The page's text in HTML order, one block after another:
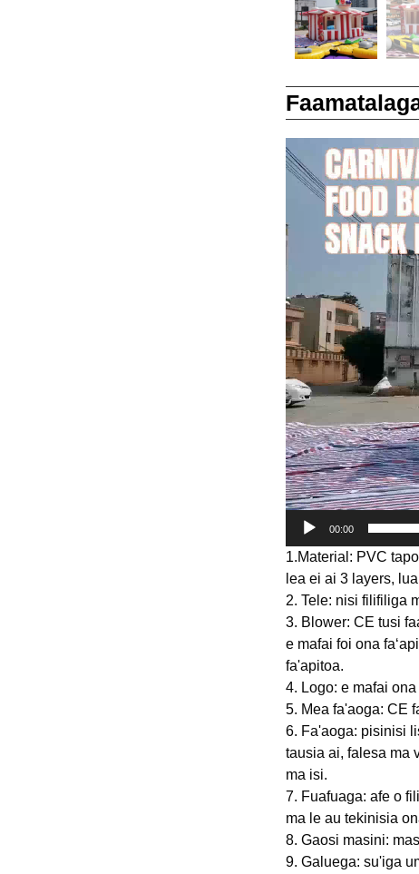
Video
Player
00:00
1.Material: PVC
lea ei ai 3 layers,
2. Tele: nisi filifiliga
3. Blower: CE tusi
e mafai foi ona
fa'apitoa.
4. Logo: e mafai
5. Mea fa'aoga: CE
6. Fa'aoga: pisinisi
tausia ai, falesa ma
ma isi.
7. Fuafuaga: afe o
ma le au tekinisia
8. Gaosi masini:
9. Galuega: su'iga